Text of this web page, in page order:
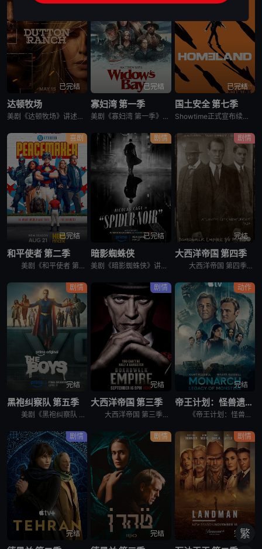
已完结
达顿牧场
美剧《达顿牧场》讲述了，抛开《黄石》时期经历的阴影，Beth和Rip努力共筑未来，但他们遭遇了残酷的新现实，以及一家不择手段、只为保住自己帝国的无情敌对牧场。在南得克萨斯州，血脉之深远胜于一切，宽恕转
已完结
寡妇湾 第一季
美剧《寡妇湾 第一季》讲述了，新英格兰外海40英里处的寡妇湾，终年被迷雾笼罩。这里流传着百年前的海难传说，所有出海的渔民葬身深海，只留下满岛寡妇与一道血色诅咒。新任市长汤姆·洛夫蒂斯决心振兴衰败的小镇
已完结
国土安全 第七季
Showtime正式宣布续订《国土安全》第7季。
喜剧
已完结
和平使者 第二季
美剧《和平使者 第二季》英文名为：Peacemaker Season 2。和平使者的正义联盟面试似乎不太顺利，同时他和朋友们面对着天眼局的威胁，必须比以往更加团结。
剧情
已完结
暗影蜘蛛侠
美剧《暗影蜘蛛侠》讲述了，私家侦探本·莱利接下了几个看似简单的案子…结果却被黑帮、怪物和一个神秘的蛇蝎美人卷入一张阴谋之网，使他不得不再度面对自己曾经的身份：纽约唯一的超级英雄&quot;蜘蛛&quo
剧情
完结
大西洋帝国 第四季
大西洋帝国 第四季英文名为Boardwalk Empire Season 4，在第三季播出三集后，《大西洋帝国 Boardwalk Empire》得到了HBO台新季即第四季的预订。 &nbsp;
剧情
完结
黑袍纠察队 第五季
美剧《黑袍纠察队 第五季》讲述了，这是祖国人的世界，完全受制于他反复无常、自大狂妄的意志。休伊、母乳和法兰奇被囚禁在一个“自由营”里。星光努力组织抵抗，对抗压倒性的超级英雄力量。喜美子下落不明。但
剧情
完结
大西洋帝国 第三季
大西洋帝国 第三季英文名为Boardwalk Empire Season 3，屡获殊荣的《大西洋帝国》（Boardwalk Empire）第三季将于北京时间9月17日播出，本季为12集。 &nbs
动作
完结
帝王计划：怪兽遗产 第二季
《帝王计划：怪兽遗产 第二季》讲述了，泰坦X并非普通的怪兽，它本身就是一场活生生的灾难。当它巨大的、散发着生物光辉的身躯冲破海面时，整个世界仿佛都屏住了呼吸。在第二季中，泰坦X成为了谜团的核心——
剧情
完结
剧情
完结
剧情
完结
繁